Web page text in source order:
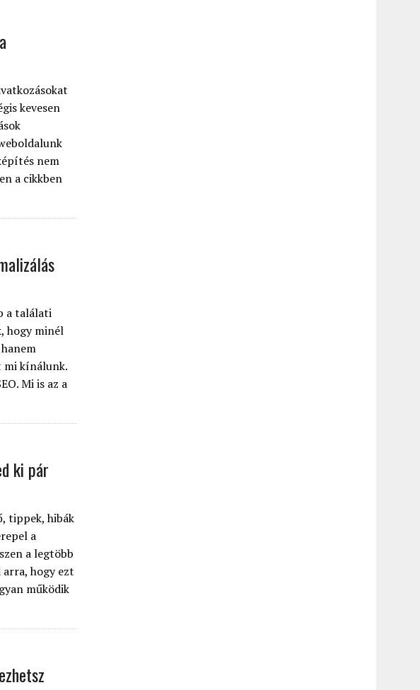
kevesen
nem
a cikkben
a találati
hogy minél
mi kínálunk.
Mi is az a
ki pár
tippek, hibák
a
a legtöbb
hogy ezt
működik